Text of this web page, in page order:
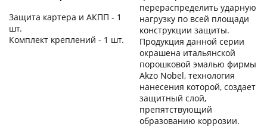
Защита картера и АКПП - 1
шт.
Комплект креплений - 1 шт.
перераспределить ударную
нагрузку по всей площади
конструкции защиты.
Продукция данной серии
окрашена итальянской
порошковой эмалью фирмы
Akzo Nobel, технология
нанесения которой, создает
защитный слой,
препятствующий
образованию коррозии.